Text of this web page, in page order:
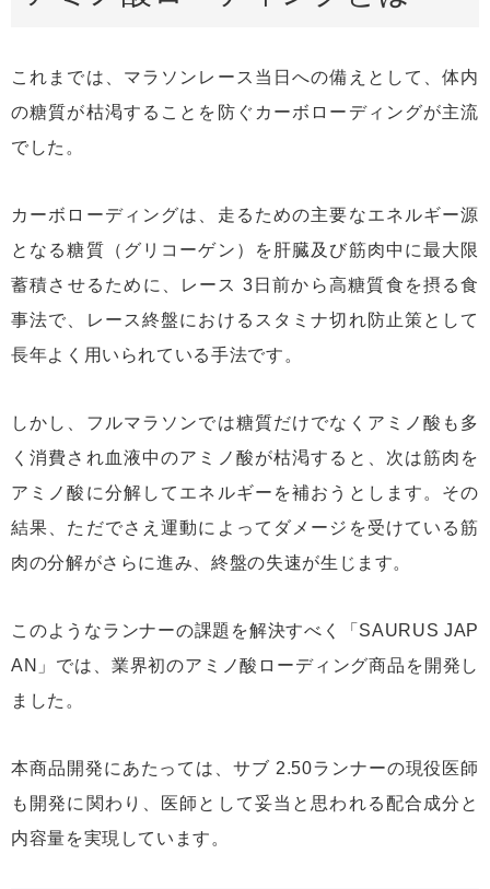
これまでは、マラソンレース当日への備えとして、体内
の糖質が枯渇することを防ぐカーボローディングが主流
でした。
カーボローディングは、走るための主要なエネルギー源
となる糖質（グリコーゲン）を肝臓及び筋肉中に最大限
蓄積させるために、レース 3日前から高糖質食を摂る食
事法で、レース終盤におけるスタミナ切れ防止策として
長年よく用いられている手法です。
しかし、フルマラソンでは糖質だけでなくアミノ酸も多
く消費され血液中のアミノ酸が枯渇すると、次は筋肉を
アミノ酸に分解してエネルギーを補おうとします。その
結果、ただでさえ運動によってダメージを受けている筋
肉の分解がさらに進み、終盤の失速が生じます。
このようなランナーの課題を解決すべく「SAURUS JAP
AN」では、業界初のアミノ酸ローディング商品を開発し
ました。
本商品開発にあたっては、サブ 2.50ランナーの現役医師
も開発に関わり、医師として妥当と思われる配合成分と
内容量を実現しています。